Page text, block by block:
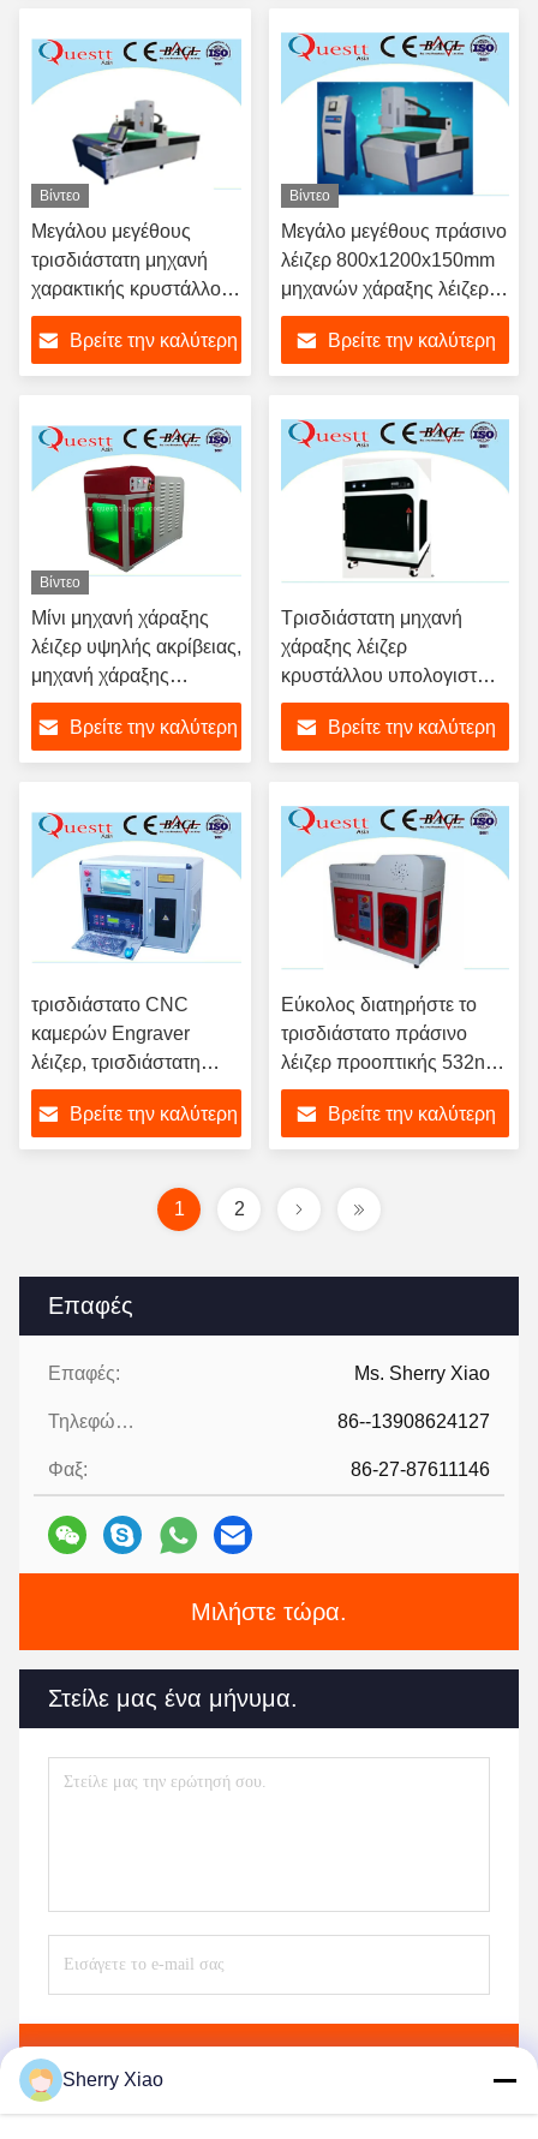
Επαφές
Επαφές: Ms. Sherry Xiao
Τηλεφώνημα: 86--13908624127
Φαξ: 86-27-87611146
Μιλήστε τώρα.
Στείλε μας ένα μήνυμα.
Βίντεο
Μεγάλου μεγέθους
τρισδιάστατη μηχανή
χαρακτικής κρυστάλλου
λέιζερ 3 Watt με πράσινη
απεικόνιση λέιζερ
Βρείτε την καλύτερη
Βίντεο
Μεγάλο μεγέθους πράσινο
λέιζερ 800x1200x150mm
μηχανών χάραξης λέιζερ
κρυστάλλου γυαλιού
τρισδιάστατο 3W
Βρείτε την καλύτερη
Βίντεο
Μίνι μηχανή χάραξης
λέιζερ υψηλής ακρίβειας,
μηχανή χάραξης
υπολογιστών γραφείου
με τον έλεγχο PC
Βρείτε την καλύτερη
Τρισδιάστατη μηχανή
χάραξης λέιζερ
κρυστάλλου υπολογιστών
γραφείου
150x200x100mm μέγεθος
με το γρήγορο ανιχνευτή
Βρείτε την καλύτερη
τρισδιάστατο CNC
καμερών Engraver
λέιζερ, τρισδιάστατη
καμερών πράσινη
μηχανή χάραξης λέιζερ
μικρή
Βρείτε την καλύτερη
Εύκολος διατηρήστε το
τρισδιάστατο πράσινο
λέιζερ προοπτικής 532nm
της Νίκαιας μηχανών
χάραξης λέιζερ
κρυστάλλου
Βρείτε την καλύτερη
1 2
Sherry Xiao